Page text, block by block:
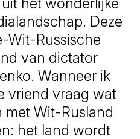
Deze
Wit-Russische
van dictator
Wanneer ik
vriend vraag wat
met Wit-Rusland
het land wordt